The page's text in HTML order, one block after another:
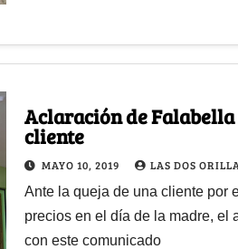
Aclaración de Falabella
cliente
MAYO 10, 2019 LAS DOS
Ante la queja de una cliente por
precios en el día de la madre, el
con este comunicado